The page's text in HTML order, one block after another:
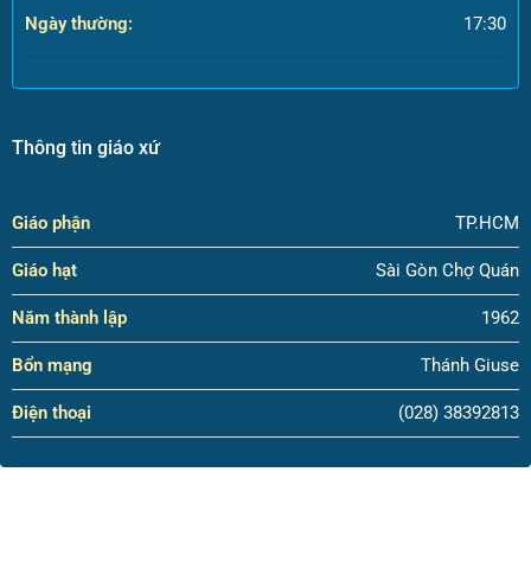
Ngày thường: 17:30
Thông tin giáo xứ
Giáo phận TP.HCM
Giáo hạt Sài Gòn Chợ Quán
Năm thành lập 1962
Bổn mạng Thánh Giuse
Điện thoại (028) 38392813